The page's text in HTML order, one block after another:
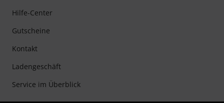
Hilfe-Center
Gutscheine
Kontakt
Ladengeschäft
Service im Überblick